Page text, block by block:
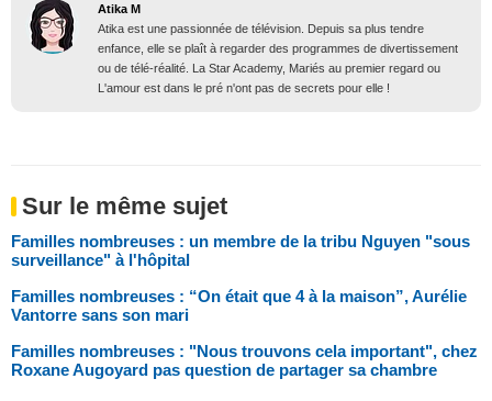
Atika M
Atika est une passionnée de télévision. Depuis sa plus tendre
enfance, elle se plaît à regarder des programmes de divertissement
ou de télé-réalité. La Star Academy, Mariés au premier regard ou
L'amour est dans le pré n'ont pas de secrets pour elle !
Sur le même sujet
Familles nombreuses : un membre de la tribu Nguyen "sous
surveillance" à l'hôpital
Familles nombreuses : “On était que 4 à la maison”, Aurélie
Vantorre sans son mari
Familles nombreuses : "Nous trouvons cela important", chez
Roxane Augoyard pas question de partager sa chambre